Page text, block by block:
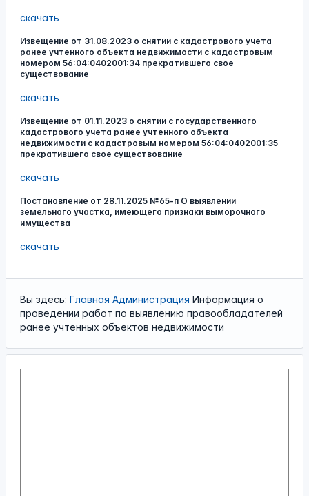
скачать
Извещение от 31.08.2023 о снятии с кадастрового учета
ранее учтенного объекта недвижимости с кадастровым
номером 56:04:0402001:34 прекратившего свое
существование
скачать
Извещение от 01.11.2023 о снятии с государственного
кадастрового учета ранее учтенного объекта
недвижимости с кадастровым номером 56:04:0402001:35
прекратившего свое существование
скачать
Постановление от 28.11.2025 №65-п О выявлении
земельного участка, имеющего признаки выморочного
имущества
скачать
Вы здесь: Главная Администрация Информация о
проведении работ по выявлению правообладателей
ранее учтенных объектов недвижимости